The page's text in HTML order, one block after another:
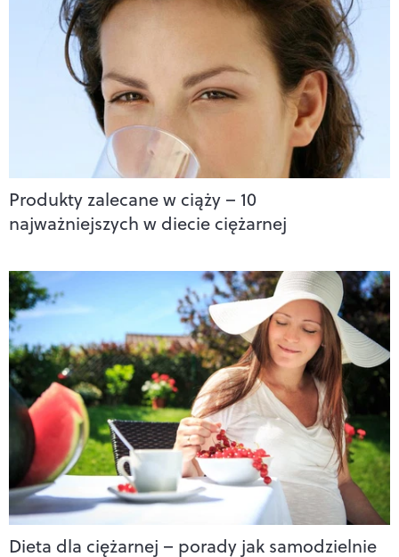
Produkty zalecane w ciąży – 10
najważniejszych w diecie ciężarnej
Dieta dla ciężarnej – porady jak samodzielnie